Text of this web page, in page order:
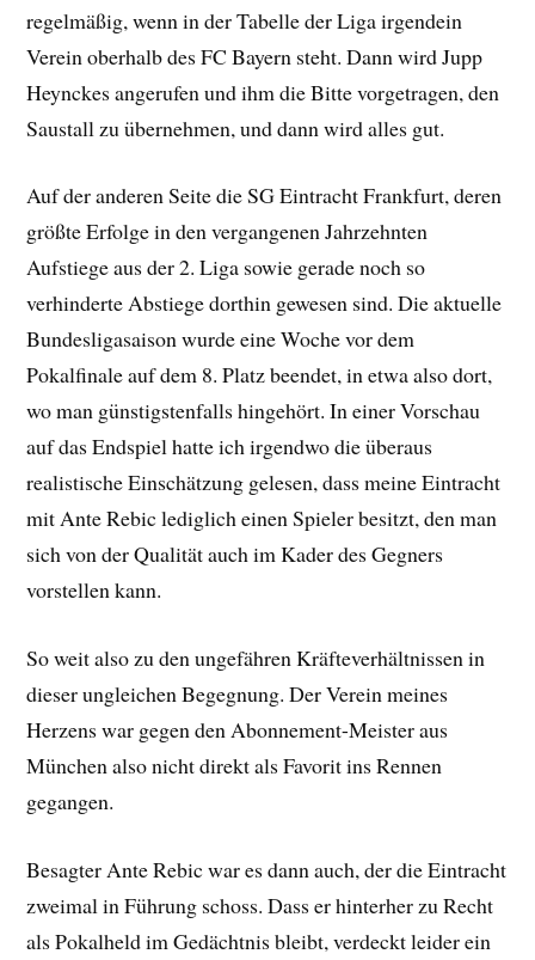
regelmäßig, wenn in der Tabelle der Liga irgendein
Verein oberhalb des FC Bayern steht. Dann wird Jupp
Heynckes angerufen und ihm die Bitte vorgetragen, den
Saustall zu übernehmen, und dann wird alles gut.
Auf der anderen Seite die SG Eintracht Frankfurt, deren
größte Erfolge in den vergangenen Jahrzehnten
Aufstiege aus der 2. Liga sowie gerade noch so
verhinderte Abstiege dorthin gewesen sind. Die aktuelle
Bundesligasaison wurde eine Woche vor dem
Pokalfinale auf dem 8. Platz beendet, in etwa also dort,
wo man günstigstenfalls hingehört. In einer Vorschau
auf das Endspiel hatte ich irgendwo die überaus
realistische Einschätzung gelesen, dass meine Eintracht
mit Ante Rebic lediglich einen Spieler besitzt, den man
sich von der Qualität auch im Kader des Gegners
vorstellen kann.
So weit also zu den ungefähren Kräfteverhältnissen in
dieser ungleichen Begegnung. Der Verein meines
Herzens war gegen den Abonnement-Meister aus
München also nicht direkt als Favorit ins Rennen
gegangen.
Besagter Ante Rebic war es dann auch, der die Eintracht
zweimal in Führung schoss. Dass er hinterher zu Recht
als Pokalheld im Gedächtnis bleibt, verdeckt leider ein